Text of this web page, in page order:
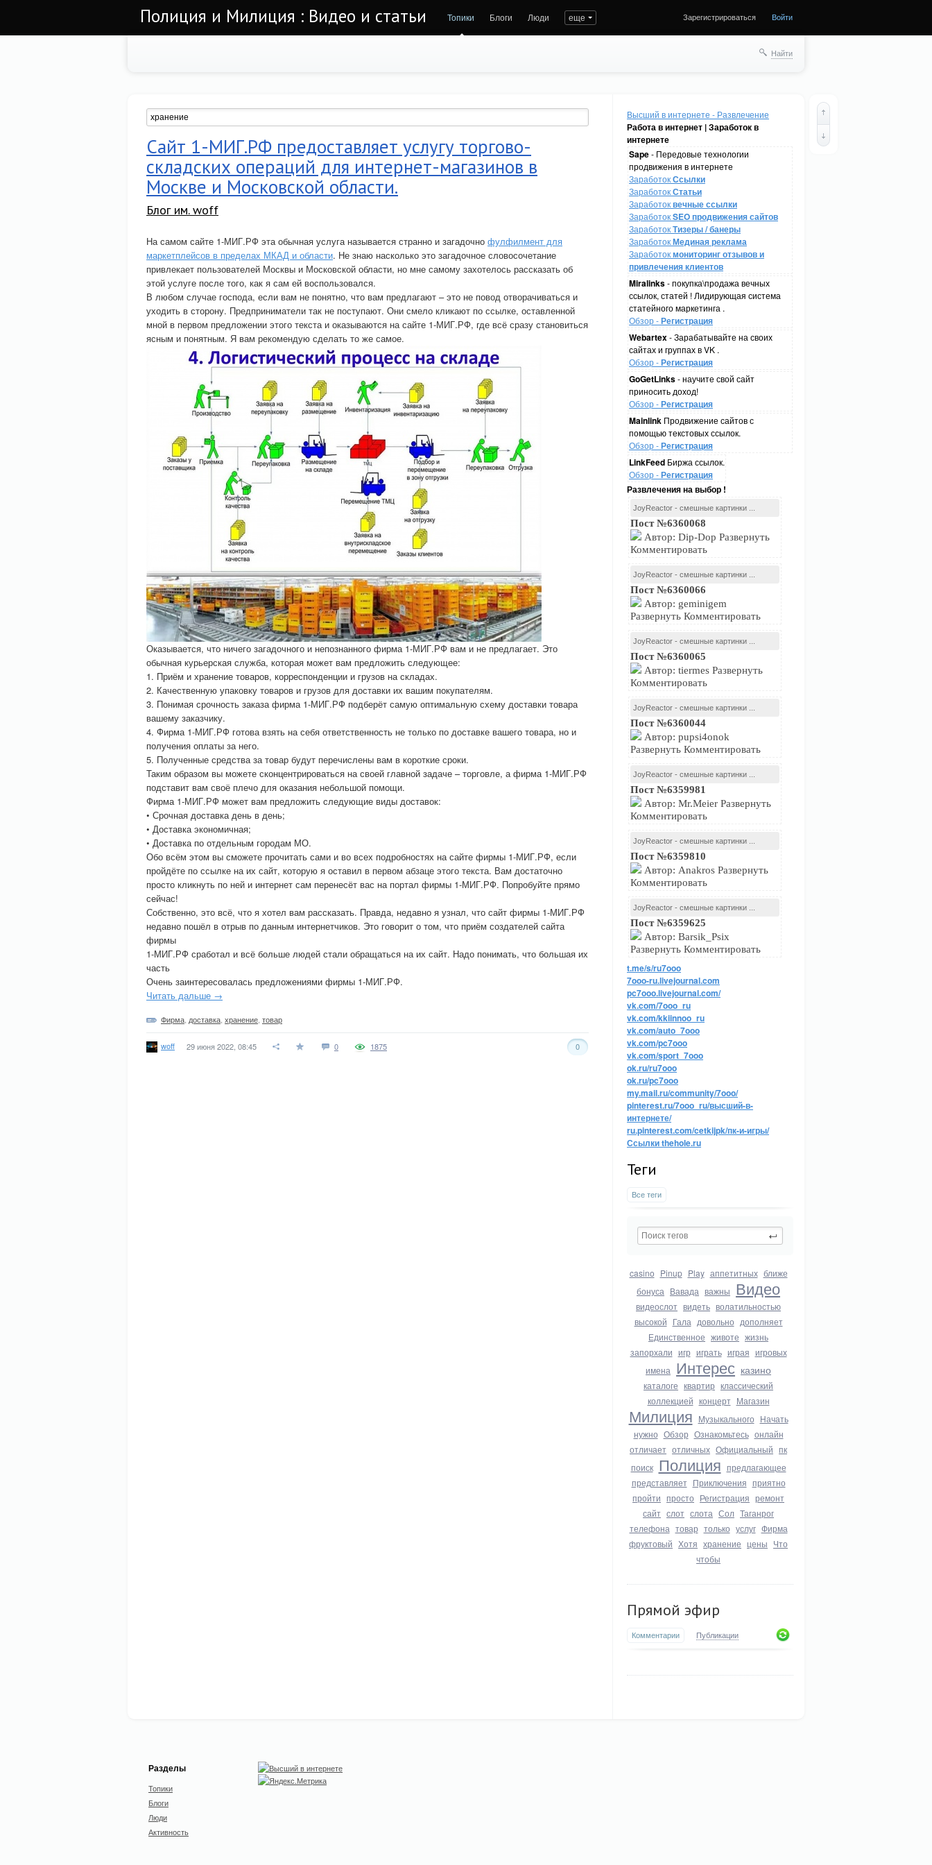
Полиция и Милиция : Видео и статьи Топики Блоги Люди еще Зарегистрироваться Войти
Найти
Высший в интернете - Развлечение
Работа в интернет | Заработок в
интернете
Sape- Передовые технологии
продвижения в интернете
ЗаработокСсылки
ЗаработокСтатьи
Заработоквечные ссылки
ЗаработокSEO продвижения сайтов
ЗаработокТизеры / банеры
ЗаработокМединая реклама
Заработокмониторинг отзывов и
привлечения клиентов
Miralinks- покупка\продажа вечных
ссылок, статей ! Лидирующая система
статейного маркетинга .
Обзор -Регистрация
Webartex- Зарабатывайте на своих
сайтах и группах в VK .
Обзор -Регистрация
GoGetLinks- научите свой сайт
приносить доход!
Обзор -Регистрация
Mainlink Продвижение сайтов с
помощью текстовых ссылок.
Обзор -Регистрация
LinkFeed Биржа ссылок.
Обзор -Регистрация
Развлечения на выбор !
JoyReactor - смешные картинки ...
Пост №6360068
Автор: Dip-Dop Развернуть
Комментировать
JoyReactor - смешные картинки ...
Пост №6360066
Автор: geminigem
Развернуть Комментировать
JoyReactor - смешные картинки ...
Пост №6360065
Автор: tiermes Развернуть
Комментировать
JoyReactor - смешные картинки ...
Пост №6360044
Автор: pupsi4onok
Развернуть Комментировать
JoyReactor - смешные картинки ...
Пост №6359981
Автор: Mr.Meier Развернуть
Комментировать
JoyReactor - смешные картинки ...
Пост №6359810
Автор: Anakros Развернуть
Комментировать
JoyReactor - смешные картинки ...
Пост №6359625
Автор: Barsik_Psix
Развернуть Комментировать
t.me/s/ru7ooo
7ooo-ru.livejournal.com
pc7ooo.livejournal.com/
vk.com/7ooo_ru
vk.com/kkiinnoo_ru
vk.com/auto_7ooo
vk.com/pc7ooo
vk.com/sport_7ooo
ok.ru/ru7ooo
ok.ru/pc7ooo
my.mail.ru/community/7ooo/
pinterest.ru/7ooo_ru/высший-в-
интернете/
ru.pinterest.com/cetkijpk/пк-и-игры/
Ссылки thehole.ru
Теги
Все теги
casino Pinup Play аппетитных ближе
бонуса Вавада важны Видео
видеослот видеть волатильностью
высокой Гала довольно дополняет
Единственное животе жизнь
запорхали игр играть играя игровых
имена Интерес казино
каталоге квартир классический
коллекцией концерт Магазин
Милиция Музыкального Начать
нужно Обзор Ознакомьтесь онлайн
отличает отличных Официальный пк
поиск Полиция предлагающее
представляет Приключения приятно
пройти просто Регистрация ремонт
сайт слот слота Сол Таганрог
телефона товар только услуг Фирма
фруктовый Хотя хранение цены Что
чтобы
Прямой эфир
Комментарии Публикации
Сайт 1-МИГ.РФ предоставляет услугу торгово-
складских операций для интернет-магазинов в
Москве и Московской области.
Блог им. woff
На самом сайте 1-МИГ.РФ эта обычная услуга называется странно и загадочно фулфилмент для
маркетплейсов в пределах МКАД и области. Не знаю насколько это загадочное словосочетание
привлекает пользователей Москвы и Московской области, но мне самому захотелось рассказать об
этой услуге после того, как я сам ей воспользовался.
В любом случае господа, если вам не понятно, что вам предлагают – это не повод отворачиваться и
уходить в сторону. Предприниматели так не поступают. Они смело кликают по ссылке, оставленной
мной в первом предложении этого текста и оказываются на сайте 1-МИГ.РФ, где всё сразу становиться
ясным и понятным. Я вам рекомендую сделать то же самое.
Оказывается, что ничего загадочного и непознанного фирма 1-МИГ.РФ вам и не предлагает. Это
обычная курьерская служба, которая может вам предложить следующее:
1. Приём и хранение товаров, корреспонденции и грузов на складах.
2. Качественную упаковку товаров и грузов для доставки их вашим покупателям.
3. Понимая срочность заказа фирма 1-МИГ.РФ подберёт самую оптимальную схему доставки товара
вашему заказчику.
4. Фирма 1-МИГ.РФ готова взять на себя ответственность не только по доставке вашего товара, но и
получения оплаты за него.
5. Полученные средства за товар будут перечислены вам в короткие сроки.
Таким образом вы можете сконцентрироваться на своей главной задаче – торговле, а фирма 1-МИГ.РФ
подставит вам своё плечо для оказания небольшой помощи.
Фирма 1-МИГ.РФ может вам предложить следующие виды доставок:
• Срочная доставка день в день;
• Доставка экономичная;
• Доставка по отдельным городам МО.
Обо всём этом вы сможете прочитать сами и во всех подробностях на сайте фирмы 1-МИГ.РФ, если
пройдёте по ссылке на их сайт, которую я оставил в первом абзаце этого текста. Вам достаточно
просто кликнуть по ней и интернет сам перенесёт вас на портал фирмы 1-МИГ.РФ. Попробуйте прямо
сейчас!
Собственно, это всё, что я хотел вам рассказать. Правда, недавно я узнал, что сайт фирмы 1-МИГ.РФ
недавно пошёл в отрыв по данным интернетчиков. Это говорит о том, что приём создателей сайта
фирмы
1-МИГ.РФ сработал и всё больше людей стали обращаться на их сайт. Надо понимать, что большая их
часть
Очень заинтересовалась предложениями фирмы 1-МИГ.РФ.
Читать дальше →
Фирма доставка хранение товар
woff 29 июня 2022, 08:45 0 0
1875
Разделы
Топики
Блоги
Люди
Активность